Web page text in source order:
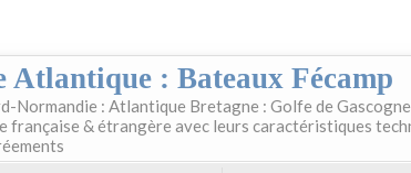
: Bateaux Fécamp
Normandie : Atlantique Bretagne : Golfe de
française & étrangère avec leurs caractéristiques